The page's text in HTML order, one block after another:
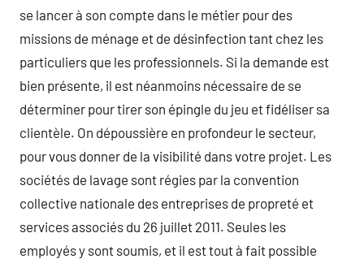
se lancer à son compte dans le métier pour des
missions de ménage et de désinfection tant chez les
particuliers que les professionnels. Si la demande est
bien présente, il est néanmoins nécessaire de se
déterminer pour tirer son épingle du jeu et fidéliser sa
clientèle. On dépoussière en profondeur le secteur,
pour vous donner de la visibilité dans votre projet. Les
sociétés de lavage sont régies par la convention
collective nationale des entreprises de propreté et
services associés du 26 juillet 2011. Seules les
employés y sont soumis, et il est tout à fait possible